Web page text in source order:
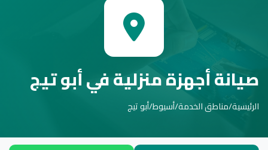
صيانة أجهزة منزلية في أبو تيج
الرئيسية/مناطق الخدمة/أسيوط/أبو تيج